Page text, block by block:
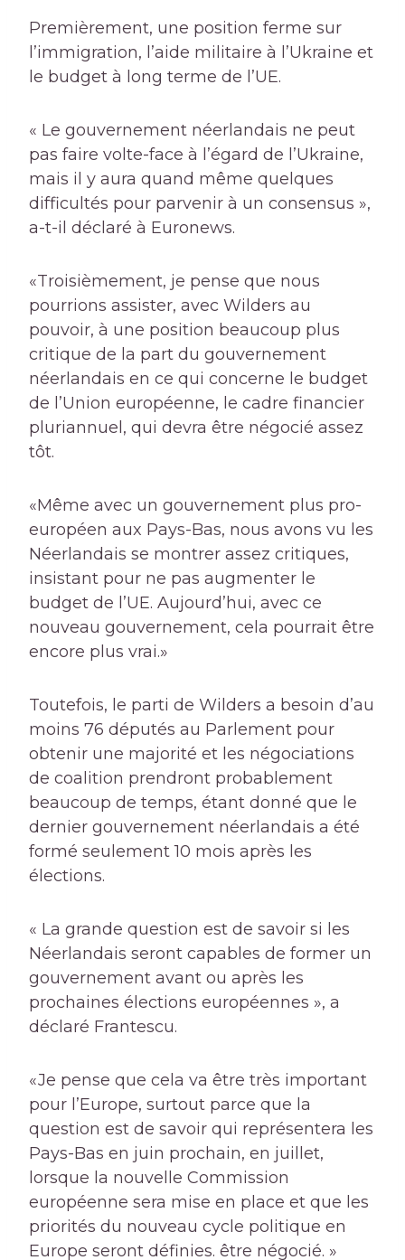
Premièrement, une position ferme sur
l’immigration, l’aide militaire à l’Ukraine et
le budget à long terme de l’UE.
« Le gouvernement néerlandais ne peut
pas faire volte-face à l’égard de l’Ukraine,
mais il y aura quand même quelques
difficultés pour parvenir à un consensus »,
a-t-il déclaré à Euronews.
«Troisièmement, je pense que nous
pourrions assister, avec Wilders au
pouvoir, à une position beaucoup plus
critique de la part du gouvernement
néerlandais en ce qui concerne le budget
de l’Union européenne, le cadre financier
pluriannuel, qui devra être négocié assez
tôt.
«Même avec un gouvernement plus pro-
européen aux Pays-Bas, nous avons vu les
Néerlandais se montrer assez critiques,
insistant pour ne pas augmenter le
budget de l’UE. Aujourd’hui, avec ce
nouveau gouvernement, cela pourrait être
encore plus vrai.»
Toutefois, le parti de Wilders a besoin d’au
moins 76 députés au Parlement pour
obtenir une majorité et les négociations
de coalition prendront probablement
beaucoup de temps, étant donné que le
dernier gouvernement néerlandais a été
formé seulement 10 mois après les
élections.
« La grande question est de savoir si les
Néerlandais seront capables de former un
gouvernement avant ou après les
prochaines élections européennes », a
déclaré Frantescu.
«Je pense que cela va être très important
pour l’Europe, surtout parce que la
question est de savoir qui représentera les
Pays-Bas en juin prochain, en juillet,
lorsque la nouvelle Commission
européenne sera mise en place et que les
priorités du nouveau cycle politique en
Europe seront définies. être négocié. »